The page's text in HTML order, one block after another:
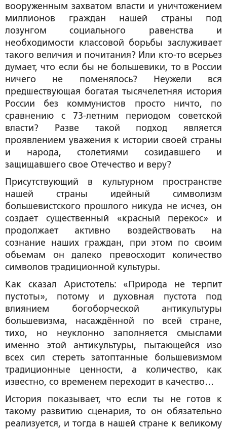
вооруженным захватом власти и уничтожением
миллионов граждан нашей страны под
лозунгом социального равенства и
необходимости классовой борьбы заслуживает
такого величия и почитания? Или кто-то всерьез
думает, что если бы не большевики, то в России
ничего не поменялось? Неужели вся
предшествующая богатая тысячелетняя история
России без коммунистов просто ничто, по
сравнению с 73-летним периодом советской
власти? Разве такой подход является
проявлением уважения к истории своей страны
и народа, столетиями созидавшего и
защищавшего свое Отечество и веру?
Присутствующий в культурном пространстве
нашей страны идейный символизм
большевистского прошлого никуда не исчез, он
создает существенный «красный перекос» и
продолжает активно воздействовать на
сознание наших граждан, при этом по своим
объемам он далеко превосходит количество
символов традиционной культуры.
Как сказал Аристотель: «Природа не терпит
пустоты», потому и духовная пустота под
влиянием богоборческой антикультуры
большевизма, насаждённой по всей стране,
тихо, но неуклонно заполняется смыслами
именно этой антикультуры, пытающейся изо
всех сил стереть затоптанные большевизмом
традиционные ценности, а количество, как
известно, со временем переходит в качество…
История показывает, что если ты не готов к
такому развитию сценария, то он обязательно
реализуется, и тогда в нашей стране к великому